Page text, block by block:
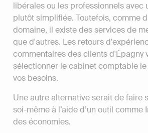
libérales ou les professionnels avec
plutôt simplifiée. Toutefois, comme
domaine, il existe des services de
que d'autres. Les retours
commentaires des clients d'Épagny
sélectionner le cabinet comptable
vos besoins.
Une autre alternative serait de faire
soi-même à l’aide d’un outil comme
des économies.